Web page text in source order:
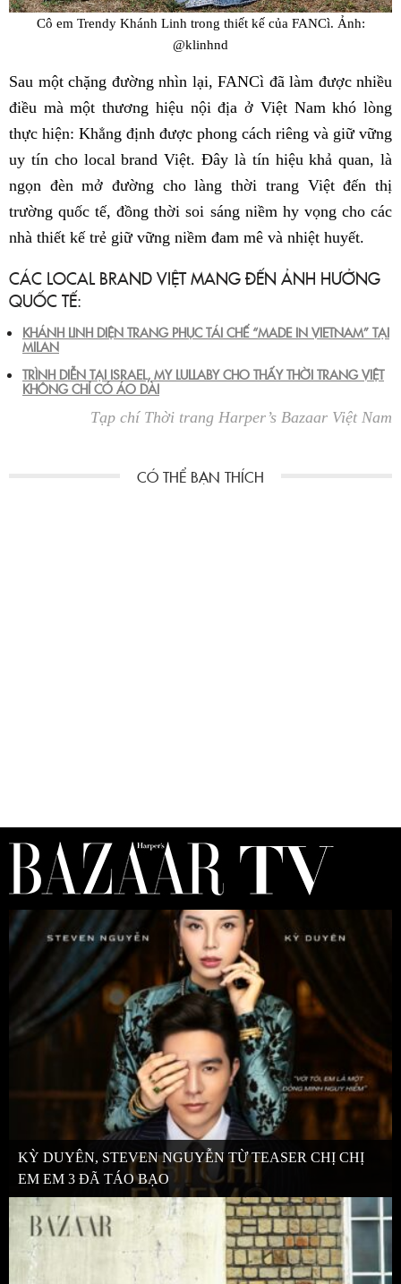
Cô em Trendy Khánh Linh trong thiết kế của FANCì. Ảnh:
@klinhnd
Sau một chặng đường nhìn lại, FANCì đã làm được nhiều
điều mà một thương hiệu nội địa ở Việt Nam khó lòng
thực hiện: Khẳng định được phong cách riêng và giữ vững
uy tín cho local brand Việt. Đây là tín hiệu khả quan, là
ngọn đèn mở đường cho làng thời trang Việt đến thị
trường quốc tế, đồng thời soi sáng niềm hy vọng cho các
nhà thiết kế trẻ giữ vững niềm đam mê và nhiệt huyết.
CÁC LOCAL BRAND VIỆT MANG ĐẾN ẢNH HƯỞNG
QUỐC TẾ:
KHÁNH LINH DIỆN TRANG PHỤC TÁI CHẾ “MADE IN VIETNAM” TẠI
MILAN
TRÌNH DIỄN TẠI ISRAEL, MY LULLABY CHO THẤY THỜI TRANG VIỆT
KHÔNG CHỈ CÓ ÁO DÀI
Tạp chí Thời trang Harper’s Bazaar Việt Nam
KỲ DUYÊN, STEVEN NGUYỄN TỪ TEASER CHỊ CHỊ
EM EM 3 ĐÃ TÁO BẠO